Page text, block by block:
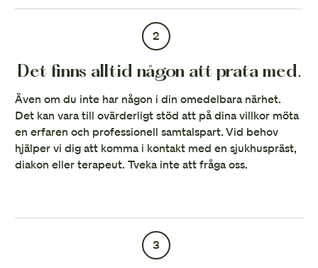
2
Det finns alltid någon att prata med.
Även om du inte har någon i din omedelbara närhet.
Det kan vara till ovärderligt stöd att på dina villkor möta
en erfaren och professionell samtalspart. Vid behov
hjälper vi dig att komma i kontakt med en sjukhuspräst,
diakon eller terapeut. Tveka inte att fråga oss.
3